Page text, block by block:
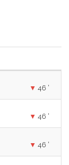
46 '
46 '
46 '